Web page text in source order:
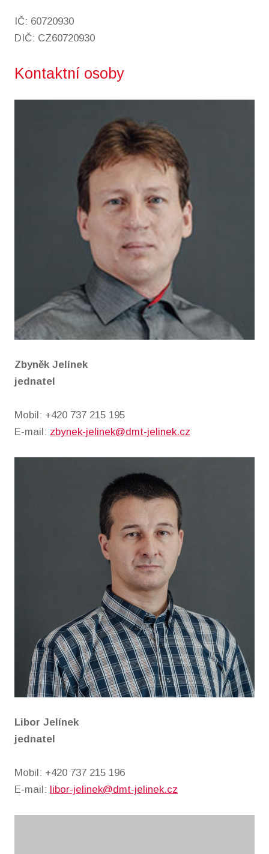
IČ: 60720930
DIČ: CZ60720930
Kontaktní osoby
Zbyněk Jelínek
jednatel
Mobil: +420 737 215 195
E-mail: zbynek-jelinek@dmt-jelinek.cz
Libor Jelínek
jednatel
Mobil: +420 737 215 196
E-mail: libor-jelinek@dmt-jelinek.cz